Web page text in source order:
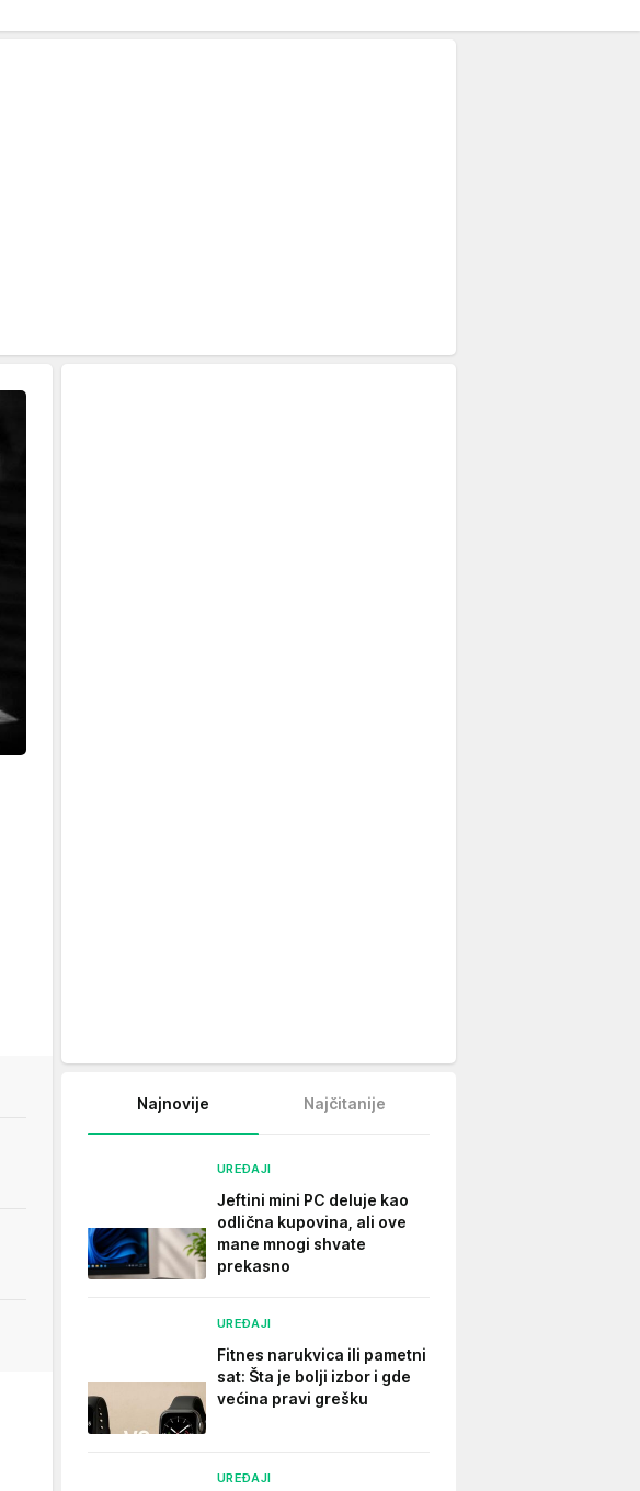
Najnovije Najčitanije
UREĐAJI
Jeftini mini PC deluje kao
odlična kupovina, ali ove
mane mnogi shvate
prekasno
UREĐAJI
Fitnes narukvica ili pametni
sat: Šta je bolji izbor i gde
većina pravi grešku
UREĐAJI